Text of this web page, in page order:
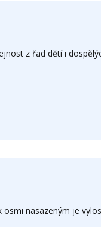
z řad dětí i
nasazeným je